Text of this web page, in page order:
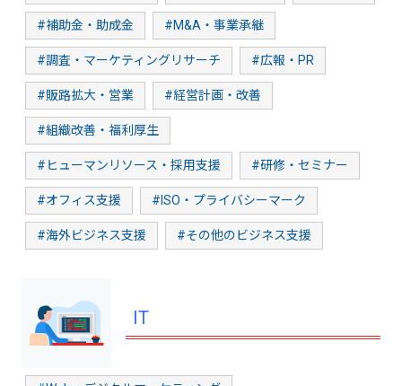
#補助金・助成金 #M&A・事業承継
#調査・マーケティングリサーチ #広報・PR
#販路拡大・営業 #経営計画・改善
#組織改善・福利厚生
#ヒューマンリソース・採用支援 #研修・セミナー
#オフィス支援 #ISO・プライバシーマーク
#海外ビジネス支援 #その他のビジネス支援
IT